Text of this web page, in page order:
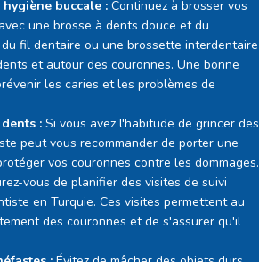
buccale : Continuez à brosser vos
une brosse à dents douce et du
fil dentaire ou une brossette interdentaire
et autour des couronnes. Une bonne
les caries et les problèmes de
: Si vous avez l'habitude de grincer des
peut vous recommander de porter une
vos couronnes contre les dommages.
vous de planifier des visites de suivi
en Turquie. Ces visites permettent au
des couronnes et de s'assurer qu'il